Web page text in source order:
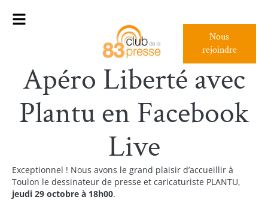
Nous
rejoindre
Apéro Liberté avec
Plantu en Facebook
Live
Exceptionnel ! Nous avons le grand plaisir d’accueillir à
Toulon le dessinateur de presse et caricaturiste PLANTU,
jeudi 29 octobre à 18h00.